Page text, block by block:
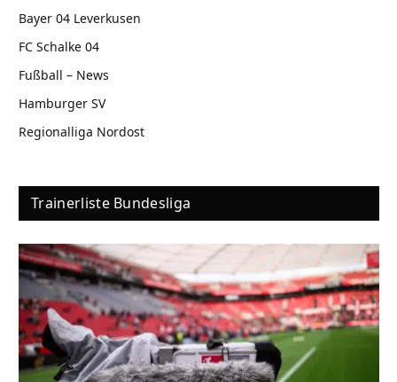
Bayer 04 Leverkusen
FC Schalke 04
Fußball – News
Hamburger SV
Regionalliga Nordost
Trainerliste Bundesliga